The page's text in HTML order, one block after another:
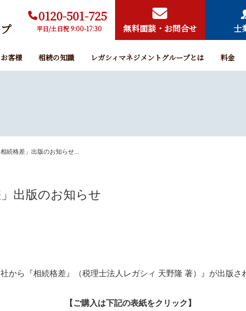
0120-501-725
平日/土日祝 9:00-17:30 無料面談・お問合せ 士
客様 相続の知識 レガシィマネジメントグループとは 料金
続格差」出版のお知らせ...
出版のお知らせ
から『相続格差』（税理士法人レガシィ 天野隆 著）』が出版
【ご購入は下記の表紙をクリック】